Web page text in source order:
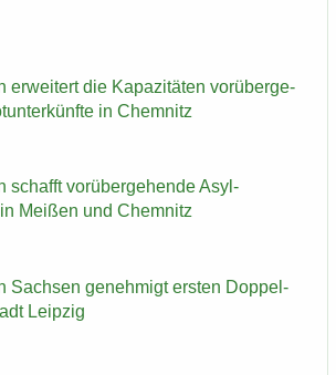
er­wei­tert die Ka­pa­zi­tä­ten vor­über­ge­
in Chem­nitz
schafft vor­über­ge­hen­de Asyl-​
Mei­ßen und Chem­nitz
Sach­sen ge­neh­migt ers­ten Dop­pel­
Leip­zig